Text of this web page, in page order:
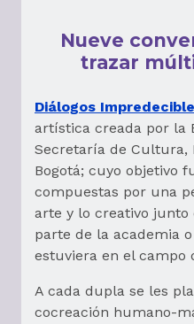
Nueve
trazar
Diálogos
artística creada por la
Secretaría de Cultura,
Bogotá; cuyo objetivo
compuestas por una
arte y lo creativo
parte de la academia
estuviera en el campo
A cada dupla se les
cocreación humano-